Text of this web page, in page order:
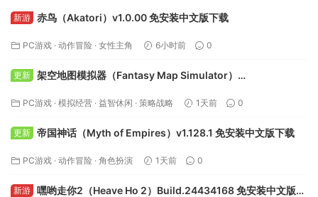
新游 赤鸟（Akatori）v1.0.00 免安装中文版下载
PC游戏 · 动作冒险 · 女性主角 6小时前 0
更新 架空地图模拟器（Fantasy Map Simulator）
PC游戏 · 模拟经营 · 益智休闲 · 策略战略 1天前 0
更新 帝国神话（Myth of Empires）v1.128.1 免安装中文版下载
PC游戏 · 动作冒险 · 角色扮演 1天前 0
新游 嘿哟走你2（Heave Ho 2）Build.24434168 免安装中文版下